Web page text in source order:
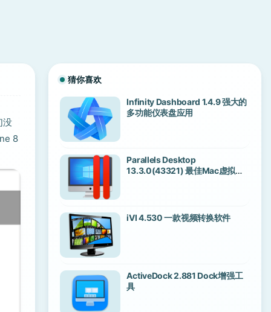
没
8
猜你喜欢
Infinity Dashboard 1.4.9 强大的
多功能仪表盘应用
Parallels Desktop
13.3.0(43321) 最佳Mac虚拟机
iVI 4.530 一款视频转换软件
ActiveDock 2.881 Dock增强工
具